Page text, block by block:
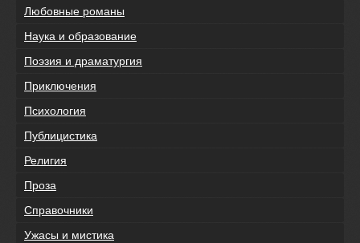
Любовные романы
Наука и образование
Поэзия и драматургия
Приключения
Психология
Публицистика
Религия
Проза
Справочники
Ужасы и мистика